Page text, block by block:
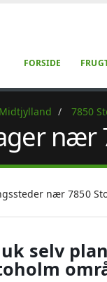
FORSIDE
Midtjylland 7850
nær
nær 7850
selv